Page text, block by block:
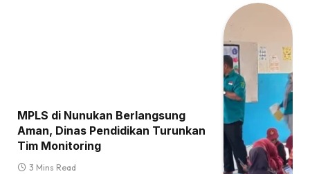
MPLS di Nunukan Berlangsung
Aman, Dinas Pendidikan Turunkan
Tim Monitoring
3 Mins Read